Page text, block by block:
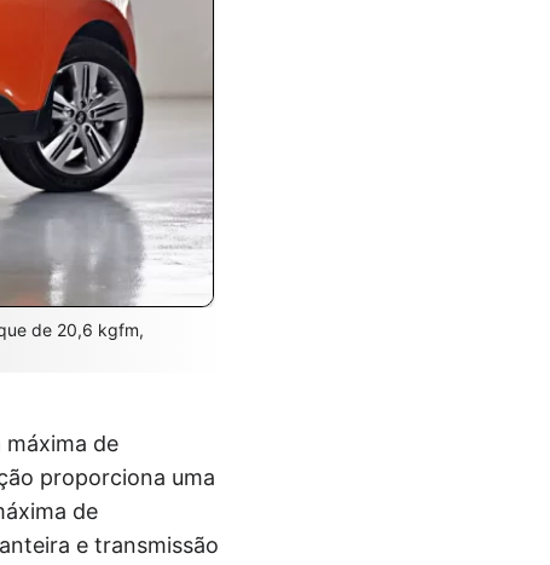
de 20,6 kgfm,
de
proporciona uma
de
e transmissão